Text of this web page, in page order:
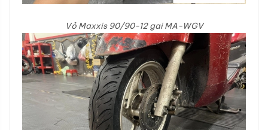
Vỏ Maxxis 90/90-12 gai MA-WGV